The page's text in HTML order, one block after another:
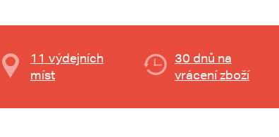
11 výdejních
míst
30 dnů na
vrácení zboží